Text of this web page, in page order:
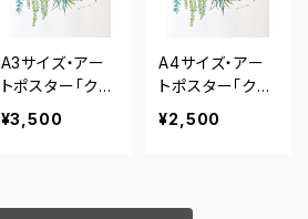
A3サイズ・アー
トポスター「クロ
ネコと多肉リー
ス」
¥3,500
A4サイズ・アー
トポスター「クロ
ネコと多肉リー
ス」
¥2,500